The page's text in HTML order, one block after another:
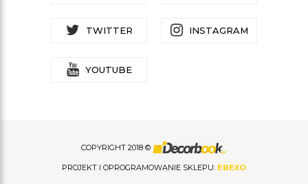
TWITTER INSTAGRAM
YOUTUBE
COPYRIGHT 2018 ©
PROJEKT I OPROGRAMOWANIE SKLEPU: EBEXO